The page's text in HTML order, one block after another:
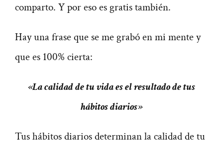
comparto. Y por eso es gratis también.
Hay una frase que se me grabó en mi mente y
que es 100% cierta:
«La calidad de tu vida es el resultado de tus
hábitos diarios»
Tus hábitos diarios determinan la calidad de tu